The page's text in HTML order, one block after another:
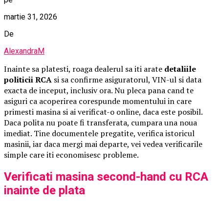
martie 31, 2026
De
AlexandraM
Inainte sa platesti, roaga dealerul sa iti arate detaliile
politicii RCA si sa confirme asiguratorul, VIN-ul si data
exacta de inceput, inclusiv ora. Nu pleca pana cand te
asiguri ca acoperirea corespunde momentului in care
primesti masina si ai verificat-o online, daca este posibil.
Daca polita nu poate fi transferata, cumpara una noua
imediat. Tine documentele pregatite, verifica istoricul
masinii, iar daca mergi mai departe, vei vedea verificarile
simple care iti economisesc probleme.
Verificati masina second-hand cu RCA
inainte de plata